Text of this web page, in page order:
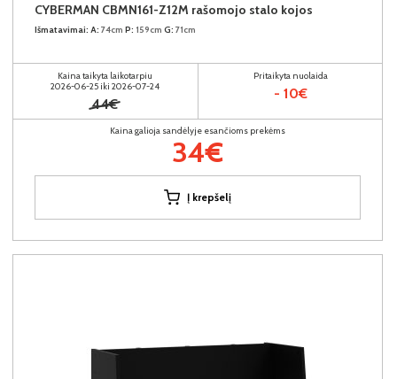
CYBERMAN CBMN161-Z12M rašomojo stalo kojos
Išmatavimai: A: 74cm P: 159cm G: 71cm
Kaina taikyta laikotarpiu
2026-06-25 iki 2026-07-24
44€
Pritaikyta nuolaida
- 10€
Kaina galioja sandėlyje esančioms prekėms
34€
Į krepšelį